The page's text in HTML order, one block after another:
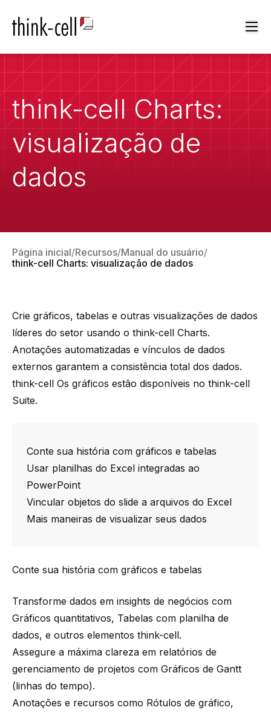
think-cell Charts:
visualização de
dados
Página inicial Recursos Manual do usuário
think-cell Charts: visualização de dados
Crie gráficos, tabelas e outras visualizações de dados
líderes do setor usando o think-cell Charts.
Anotações automatizadas e vínculos de dados
externos garantem a consistência total dos dados.
think-cell Os gráficos estão disponíveis no think-cell
Suite.
Conte sua história com gráficos e tabelas
Usar planilhas do Excel integradas ao
PowerPoint
Vincular objetos do slide a arquivos do Excel
Mais maneiras de visualizar seus dados
Conte sua história com gráficos e tabelas
Transforme dados em insights de negócios com
Gráficos quantitativos, Tabelas com planilha de
dados, e outros elementos think-cell.
Assegure a máxima clareza em relatórios de
gerenciamento de projetos com Gráficos de Gantt
(linhas do tempo).
Anotações e recursos como Rótulos de gráfico,